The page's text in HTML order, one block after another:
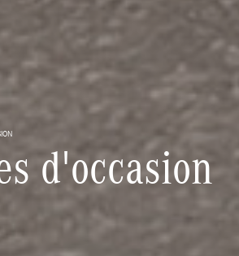
d'occasion